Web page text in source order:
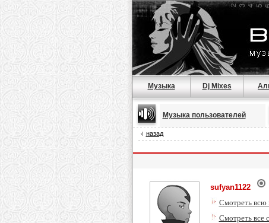
Музыка Dj Mixes
Музыка пользователей
назад
sufyan1122
Смотреть всю
Смотреть все